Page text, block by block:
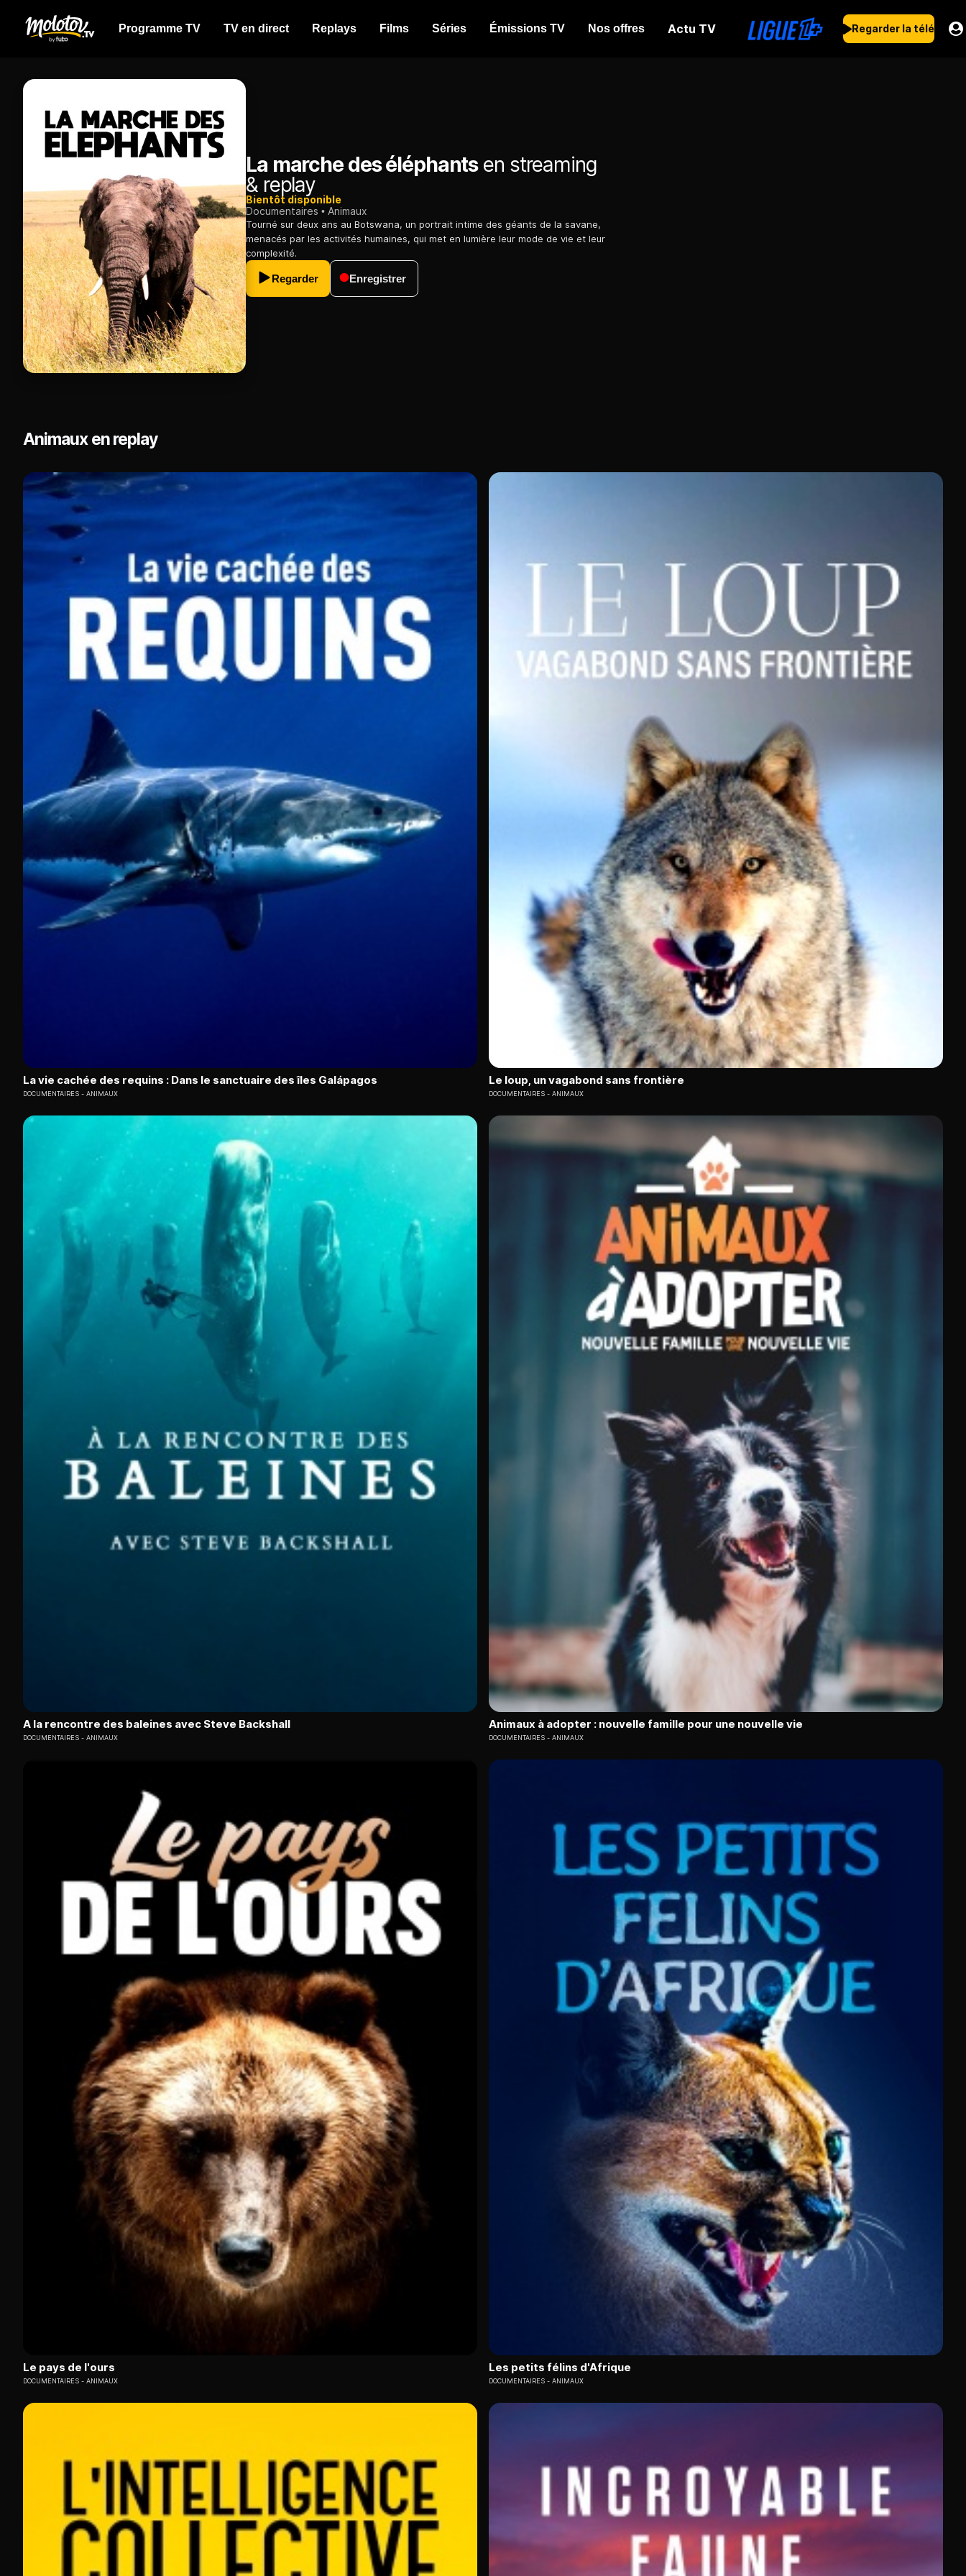
Programme TV TV en direct Replays Films Séries Émissions TV Nos offres Actu TV Regarder la télé
La marche des éléphantsen streaming
& replay
Bientôt disponible
Documentaires
Animaux
Tourné sur deux ans au Botswana, un portrait intime des géants de la savane,
menacés par les activités humaines, qui met en lumière leur mode de vie et leur
complexité.
Regarder Enregistrer
Animaux en replay
La vie cachée des requins : Dans le sanctuaire des îles Galápagos
DOCUMENTAIRES ANIMAUX
Le loup, un vagabond sans frontière
DOCUMENTAIRES ANIMAUX
A la rencontre des baleines avec Steve Backshall
DOCUMENTAIRES ANIMAUX
Animaux à adopter : nouvelle famille pour une nouvelle vie
DOCUMENTAIRES ANIMAUX
Le pays de l'ours
DOCUMENTAIRES ANIMAUX
Les petits félins d'Afrique
DOCUMENTAIRES ANIMAUX